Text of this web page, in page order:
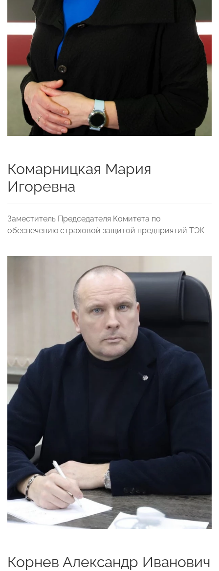
Комарницкая Мария
Игоревна
Заместитель Председателя Комитета по
обеспечению страховой защитой предприятий ТЭК
Корнев Александр Иванович